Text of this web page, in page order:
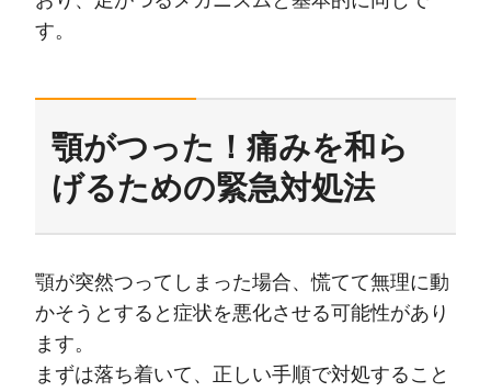
す。
顎がつった！痛みを和ら
げるための緊急対処法
顎が突然つってしまった場合、慌てて無理に動
かそうとすると症状を悪化させる可能性があり
ます。
まずは落ち着いて、正しい手順で対処すること